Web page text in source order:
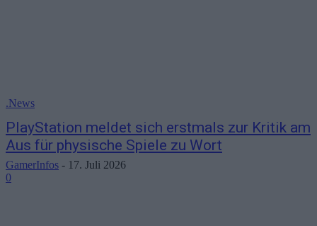
.News
PlayStation meldet sich erstmals zur Kritik am
Aus für physische Spiele zu Wort
GamerInfos - 17. Juli 2026
0